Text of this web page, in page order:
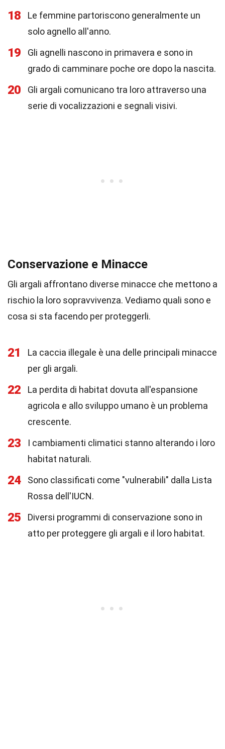
18
Le femmine partoriscono generalmente un
solo agnello all'anno.
19
Gli agnelli nascono in primavera e sono in
grado di camminare poche ore dopo la nascita.
20
Gli argali comunicano tra loro attraverso una
serie di vocalizzazioni e segnali visivi.
Conservazione e Minacce
Gli argali affrontano diverse minacce che mettono a
rischio la loro sopravvivenza. Vediamo quali sono e
cosa si sta facendo per proteggerli.
21
La caccia illegale è una delle principali minacce
per gli argali.
22
La perdita di habitat dovuta all'espansione
agricola e allo sviluppo umano è un problema
crescente.
23
I cambiamenti climatici stanno alterando i loro
habitat naturali.
24
Sono classificati come "vulnerabili" dalla Lista
Rossa dell'IUCN.
25
Diversi programmi di conservazione sono in
atto per proteggere gli argali e il loro habitat.